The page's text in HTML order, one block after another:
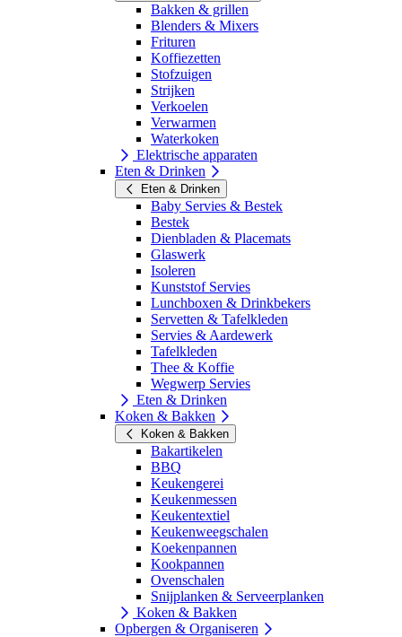
Bakken & grillen
Blenders & Mixers
Frituren
Koffiezetten
Stofzuigen
Strijken
Verkoelen
Verwarmen
Waterkoken
Elektrische apparaten
Eten & Drinken
Eten & Drinken
Baby Servies & Bestek
Bestek
Dienbladen & Placemats
Glaswerk
Isoleren
Kunststof Servies
Lunchboxen & Drinkbekers
Servetten & Tafelkleden
Servies & Aardewerk
Tafelkleden
Thee & Koffie
Wegwerp Servies
Eten & Drinken
Koken & Bakken
Koken & Bakken
Bakartikelen
BBQ
Keukengerei
Keukenmessen
Keukentextiel
Keukenweegschalen
Koekenpannen
Kookpannen
Ovenschalen
Snijplanken & Serveerplanken
Koken & Bakken
Opbergen & Organiseren